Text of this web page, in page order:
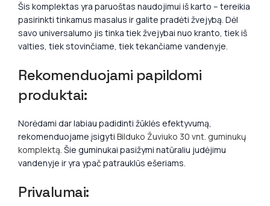
Šis komplektas yra paruoštas naudojimui iš karto – tereikia
pasirinkti tinkamus masalus ir galite pradėti žvejybą. Dėl
savo universalumo jis tinka tiek žvejybai nuo kranto, tiek iš
valties, tiek stovinčiame, tiek tekančiame vandenyje.
Rekomenduojami papildomi
produktai:
Norėdami dar labiau padidinti žūklės efektyvumą,
rekomenduojame įsigyti Bilduko Žuviuko 30 vnt. guminukų
komplektą. Šie guminukai pasižymi natūraliu judėjimu
vandenyje ir yra ypač patrauklūs ešeriams.
Privalumai: